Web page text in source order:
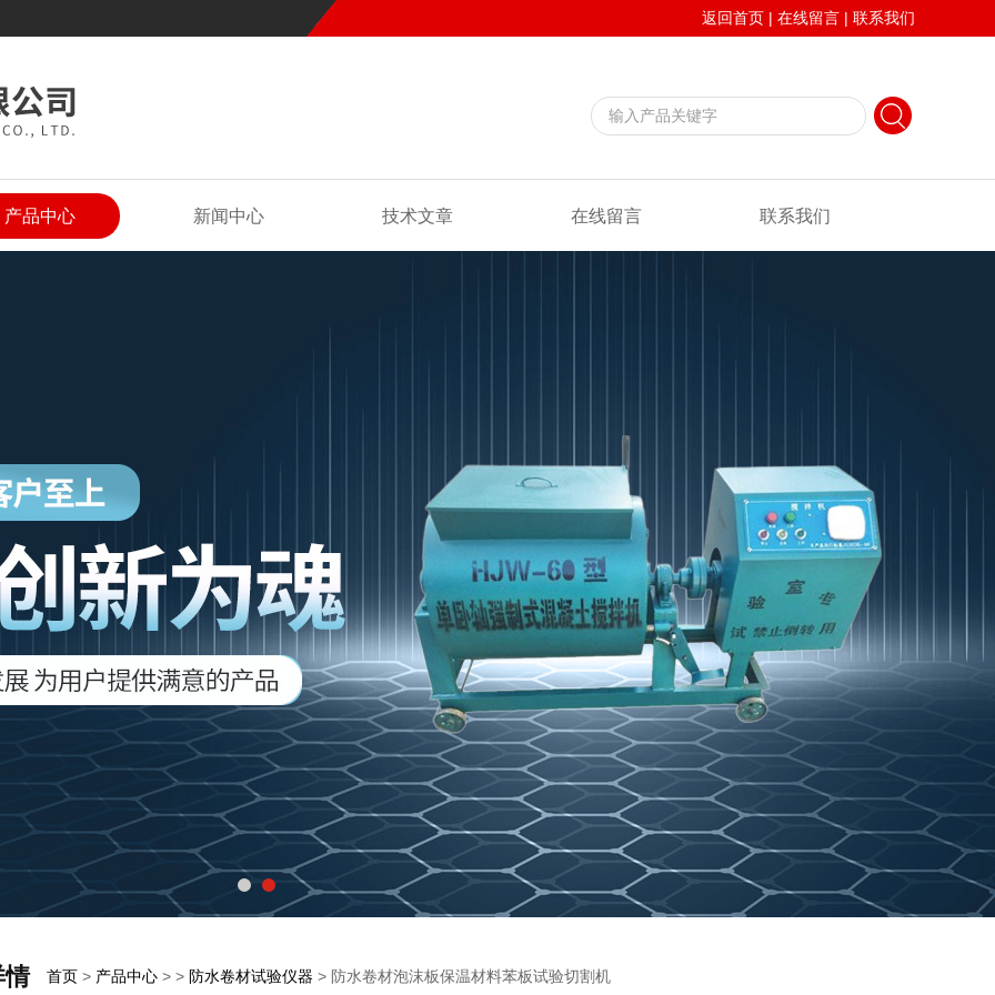
返回首页 | 在线留言 | 联系我们
产品中心 新闻中心 技术文章 在线留言 联系我们
情 首页 > 产品中心 > > 防水卷材试验仪器 > 防水卷材泡沫板保温材料苯板试验切割机